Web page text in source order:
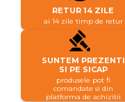
RETUR 14 ZILE
ai 14 zile timp de retur
SUNTEM PREZENTI
SI PE SICAP
produsele pot fi
comandate si din
platforma de achizitii